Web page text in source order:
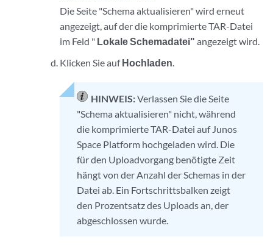
Die Seite "Schema aktualisieren" wird erneut
angezeigt, auf der die komprimierte TAR-Datei
im Feld " Lokale Schemadatei" angezeigt wird.
Klicken Sie aufHochladen
HINWEIS:Verlassen Sie die Seite
"Schema aktualisieren" nicht, während
die komprimierte TAR-Datei auf Junos
Space Platform hochgeladen wird. Die
für den Uploadvorgang benötigte Zeit
hängt von der Anzahl der Schemas in der
Datei ab. Ein Fortschrittsbalken zeigt
den Prozentsatz des Uploads an, der
abgeschlossen wurde.